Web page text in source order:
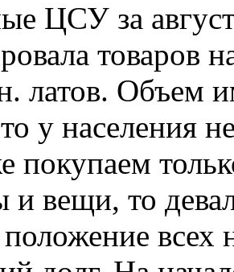
ЦСУ за
товаров
латов. Объем
у населения
покупаем
и вещи, то
всех